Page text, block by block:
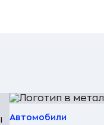
Автомобили